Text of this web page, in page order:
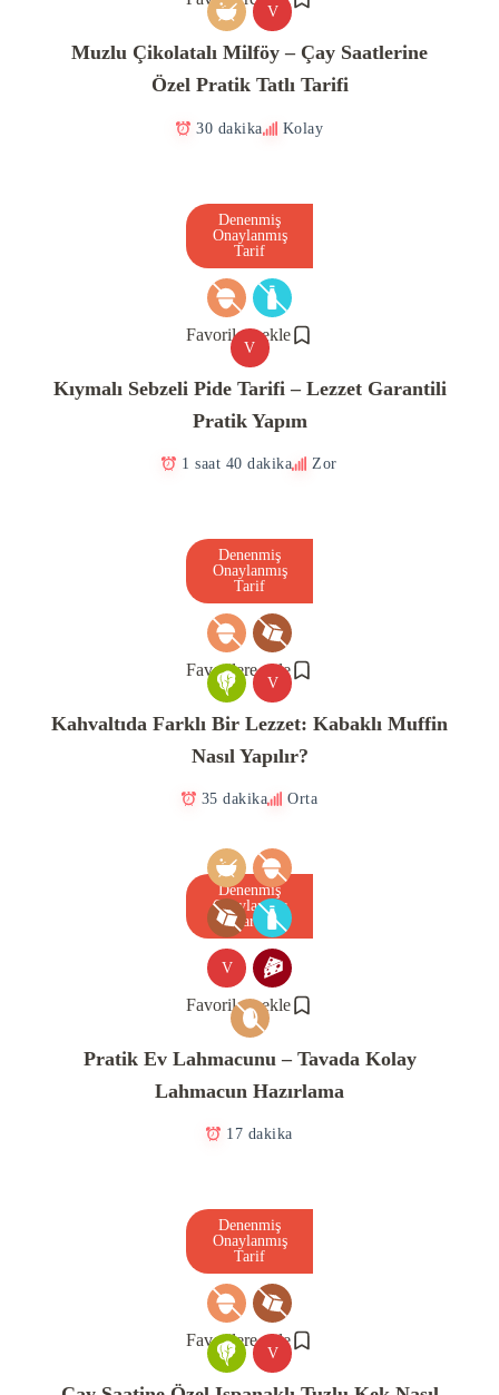
V
Muzlu Çikolatalı Milföy – Çay Saatlerine
Özel Pratik Tatlı Tarifi
30 dakika Kolay
Favorilere ekle
Denenmiş
Onaylanmış
Tarif
V
Kıymalı Sebzeli Pide Tarifi – Lezzet Garantili
Pratik Yapım
1 saat 40 dakika Zor
Favorilere ekle
Denenmiş
Onaylanmış
Tarif
V
Kahvaltıda Farklı Bir Lezzet: Kabaklı Muffin
Nasıl Yapılır?
35 dakika Orta
Favorilere ekle
Denenmiş
Onaylanmış
Tarif
V
Pratik Ev Lahmacunu – Tavada Kolay
Lahmacun Hazırlama
17 dakika
Favorilere ekle
Denenmiş
Onaylanmış
Tarif
V